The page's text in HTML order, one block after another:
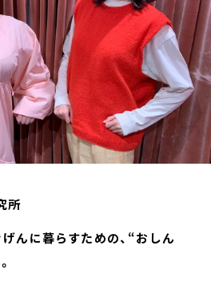
所
んに暮らすための、“おしん